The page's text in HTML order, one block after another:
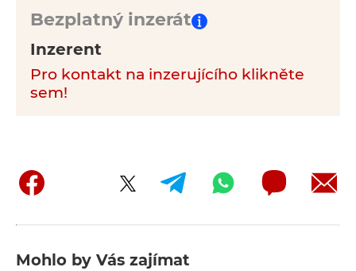
Bezplatný inzerát
Inzerent
Pro kontakt na inzerujícího klikněte
sem!
Mohlo by Vás zajímat